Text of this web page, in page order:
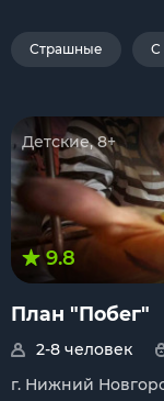
Страшные С
Детские, 8+
9.8
План "Побег"
2-8 человек
г. Нижний